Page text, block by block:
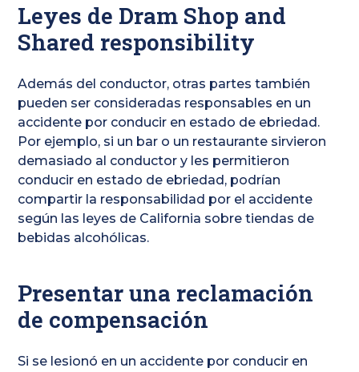
Leyes de Dram Shop and
Shared responsibility
Además del conductor, otras partes también
pueden ser consideradas responsables en un
accidente por conducir en estado de ebriedad.
Por ejemplo, si un bar o un restaurante sirvieron
demasiado al conductor y les permitieron
conducir en estado de ebriedad, podrían
compartir la responsabilidad por el accidente
según las leyes de California sobre tiendas de
bebidas alcohólicas.
Presentar una reclamación
de compensación
Si se lesionó en un accidente por conducir en